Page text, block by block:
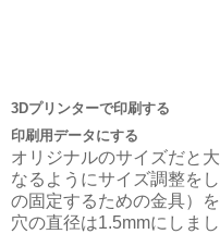
3Dプリンターで印刷する
印刷用データにする
オリジナルのサイズだと
なるようにサイズ調整を
の固定するための金具）
穴の直径は1.5mmにしま